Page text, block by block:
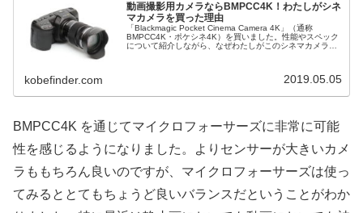
動画撮影用カメラならBMPCC4K！わたしがシネ
マカメラを買った理由
「Blackmagic Pocket Cinema Camera 4K」（通称
BMPCC4K・ポケシネ4K）を買いました。性能やスペック
について紹介しながら、なぜわたしがこのシネマカメラを
kobefinder.com 2019.05.05
BMPCC4K を通じてマイクロフォーサーズに非常に可能
性を感じるようになりました。よりセンサーが大きいカメ
ラももちろん良いのですが、マイクロフォーサーズは使っ
てみるととてもちょうど良いバランスだということがわか